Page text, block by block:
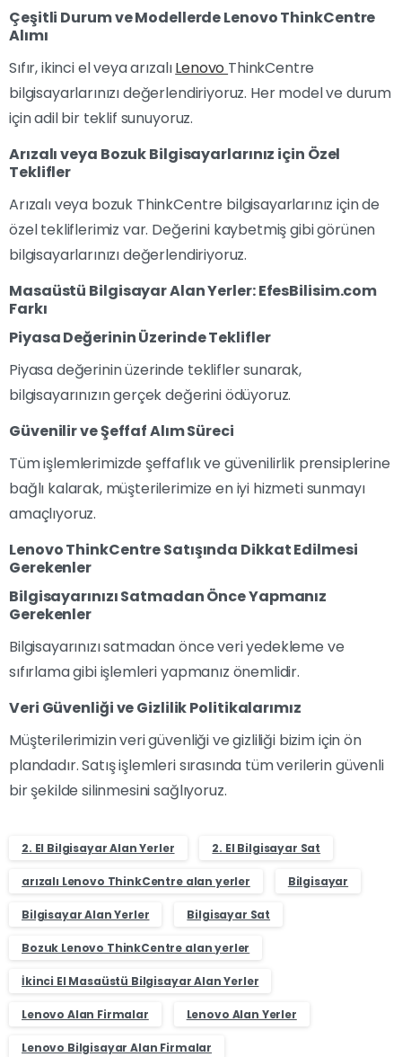
Çeşitli Durum ve Modellerde Lenovo ThinkCentre
Alımı
Sıfır, ikinci el veya arızalıLenovo ThinkCentre
bilgisayarlarınızı değerlendiriyoruz. Her model ve durum
için adil bir teklif sunuyoruz.
Arızalı veya Bozuk Bilgisayarlarınız için Özel
Teklifler
Arızalı veya bozuk ThinkCentre bilgisayarlarınız için de
özel tekliflerimiz var. Değerini kaybetmiş gibi görünen
bilgisayarlarınızı değerlendiriyoruz.
Masaüstü Bilgisayar Alan Yerler: EfesBilisim.com
Farkı
Piyasa Değerinin Üzerinde Teklifler
Piyasa değerinin üzerinde teklifler sunarak,
bilgisayarınızın gerçek değerini ödüyoruz.
Güvenilir ve Şeffaf Alım Süreci
Tüm işlemlerimizde şeffaflık ve güvenilirlik prensiplerine
bağlı kalarak, müşterilerimize en iyi hizmeti sunmayı
amaçlıyoruz.
Lenovo ThinkCentre Satışında Dikkat Edilmesi
Gerekenler
Bilgisayarınızı Satmadan Önce Yapmanız
Gerekenler
Bilgisayarınızı satmadan önce veri yedekleme ve
sıfırlama gibi işlemleri yapmanız önemlidir.
Veri Güvenliği ve Gizlilik Politikalarımız
Müşterilerimizin veri güvenliği ve gizliliği bizim için ön
plandadır. Satış işlemleri sırasında tüm verilerin güvenli
bir şekilde silinmesini sağlıyoruz.
2. El Bilgisayar Alan Yerler 2. El Bilgisayar Sat
arızalı Lenovo ThinkCentre alan yerler Bilgisayar
Bilgisayar Alan Yerler Bilgisayar Sat
Bozuk Lenovo ThinkCentre alan yerler
İkinci El Masaüstü Bilgisayar Alan Yerler
Lenovo Alan Firmalar Lenovo Alan Yerler
Lenovo Bilgisayar Alan Firmalar